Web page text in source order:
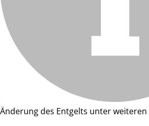
Änderung des Entgelts unter